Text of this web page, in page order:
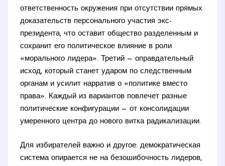
ответственность окружения при отсутствии прямых
доказательств персонального участия экс-
президента, что оставит общество разделенным и
сохранит его политическое влияние в роли
«морального лидера». Третий — оправдательный
исход, который станет ударом по следственным
органам и усилит нарратив о «политике вместо
права». Каждый из вариантов повлечет разные
политические конфигурации — от консолидации
умеренного центра до нового витка радикализации.
Для избирателей важно и другое: демократическая
система опирается не на безошибочность лидеров,